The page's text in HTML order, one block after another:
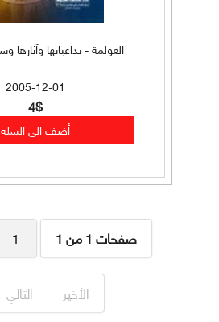
العولمة - تداعياتها وآثارها
2005-12-01
4$
1 صفحات 1 من 1
التالي الأخير